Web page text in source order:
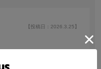
【投稿日：2026.3.25】